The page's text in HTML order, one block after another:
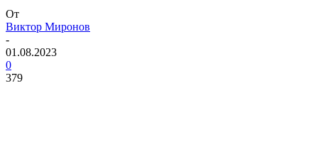
От
Виктор Миронов
-
01.08.2023
0
379